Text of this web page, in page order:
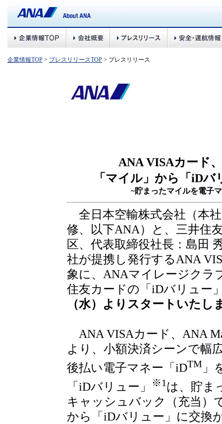
企業情報TOP > プレスリリースTOP > プレスリリース
ANA VISAカード
「マイル」から「iD
~貯まったマイルを電子
全日本空輸株式会社（本
修、以下ANA）と、三井住
区、代表取締役社長：島田
社が提携し発行するANA
象に、ANAマイレージクラ
住友カードの「iDバリュー
（水）よりスタートいたし
ANA VISAカード、ANA
より、小額決済シーンで幅
後払い電子マネー「iDTM 」
「iDバリュー」
※1は、貯ま
キャッシュバック（充当）
から「iDバリュー」に交換